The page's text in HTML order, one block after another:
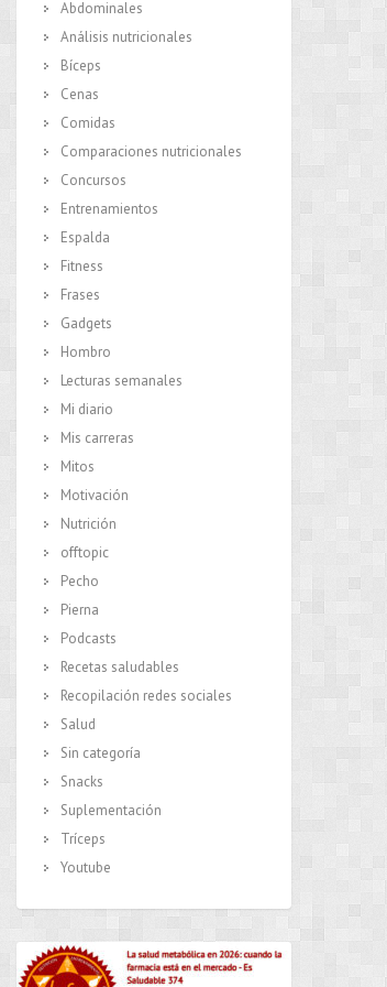
Abdominales
Análisis nutricionales
Bíceps
Cenas
Comidas
Comparaciones nutricionales
Concursos
Entrenamientos
Espalda
Fitness
Frases
Gadgets
Hombro
Lecturas semanales
Mi diario
Mis carreras
Mitos
Motivación
Nutrición
offtopic
Pecho
Pierna
Podcasts
Recetas saludables
Recopilación redes sociales
Salud
Sin categoría
Snacks
Suplementación
Tríceps
Youtube